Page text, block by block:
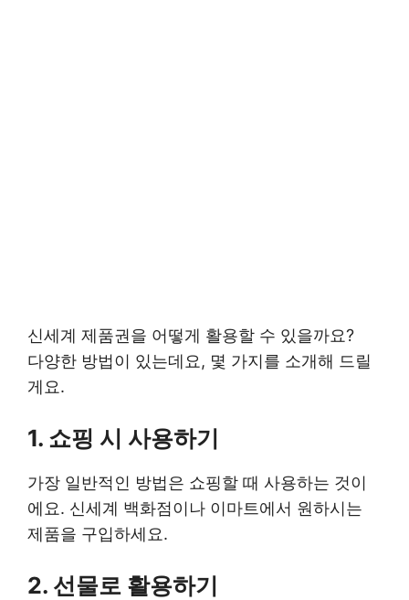
신세계 제품권을 어떻게 활용할 수 있을까요?
다양한 방법이 있는데요, 몇 가지를 소개해 드릴
게요.
1. 쇼핑 시 사용하기
가장 일반적인 방법은 쇼핑할 때 사용하는 것이
에요. 신세계 백화점이나 이마트에서 원하시는
제품을 구입하세요.
2. 선물로 활용하기